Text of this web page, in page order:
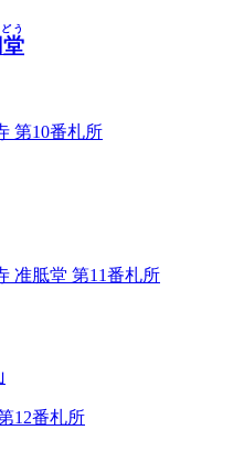
う
第10番札所
第11番札所
12番札所